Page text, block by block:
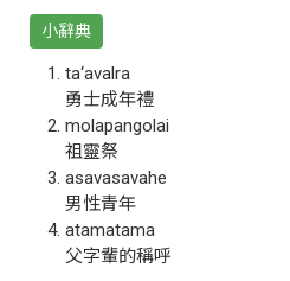
小辭典
ta‘avalra
勇士成年禮
molapangolai
祖靈祭
asavasavahe
男性青年
atamatama
父字輩的稱呼